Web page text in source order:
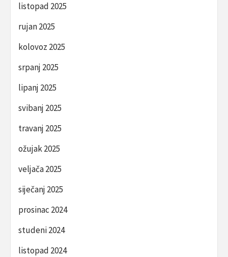
listopad 2025
rujan 2025
kolovoz 2025
srpanj 2025
lipanj 2025
svibanj 2025
travanj 2025
ožujak 2025
veljača 2025
siječanj 2025
prosinac 2024
studeni 2024
listopad 2024